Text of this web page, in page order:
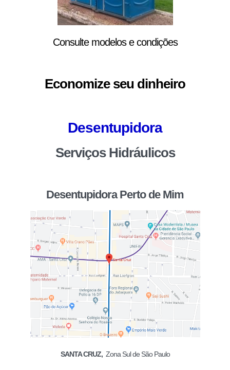
Consulte modelos e condições
Economize seu dinheiro
Desentupidora
Serviços Hidráulicos
Desentupidora Perto de Mim
SANTA CRUZ, Zona Sul de São Paulo